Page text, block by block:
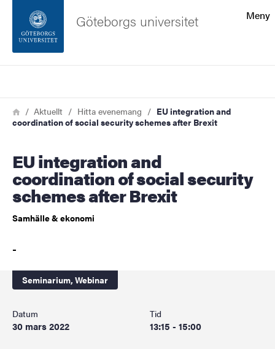
Sidfoten
Om webbplatsen
Meny
Göteborgs universitet
Länkstig
HemAktuellt Hitta evenemang
EU integration and
coordination of social security schemes after Brexit
EU integration and
coordination of social security
schemes after Brexit
Samhälle & ekonomi
-
Seminarium, Webinar
Datum
30 mars 2022
Tid
13:15 - 15:00